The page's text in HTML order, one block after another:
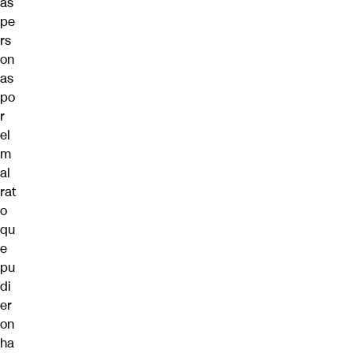
pe
rs
on
as
po
r
el
m
al
rat
o
qu
e
pu
di
er
on
ha